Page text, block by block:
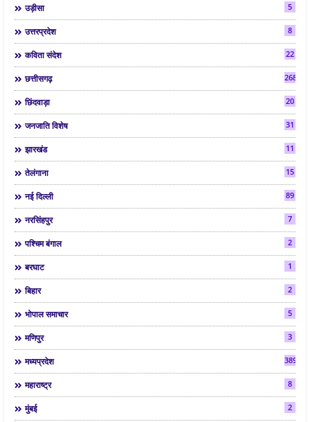
उड़ीसा 5
उत्तरप्रदेश 8
कविता संदेश 22
छत्तीसगढ़ 268
छिंदवाड़ा 20
जनजाति विशेष 31
झारखंड 11
तेलंगाना 15
नई दिल्ली 89
नरसिंहपुर 7
पश्चिम बंगाल 2
बरघाट 1
बिहार 2
भोपाल समाचार 5
मणिपुर 3
मध्यप्रदेश 3892
महाराष्ट्र 8
मुंबई 2